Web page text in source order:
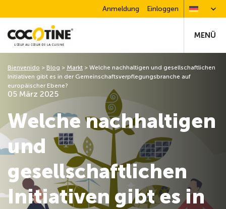
Anmeldung Einloggen
MENÜ
05 März 2025
Welche nachhaltigen
und
gesellschaftlichen
Initiativen gibt es in
Bienvenido > Blog > Markt > Welche nachhaltigen und gesellschaftlichen
Initiativen gibt es in der Gemeinschaftsverpflegungsbranche auf
europäischer Ebene?